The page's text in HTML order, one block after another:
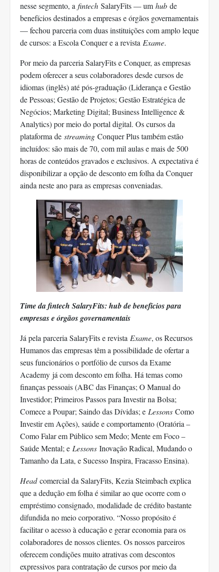
nesse segmento, a fintech SalaryFits — um hub de
benefícios destinados a empresas e órgãos governamentais
— fechou parceria com duas instituições com amplo leque
de cursos: a Escola Conquer e a revista Exame.
Por meio da parceria SalaryFits e Conquer, as empresas
podem oferecer a seus colaboradores desde cursos de
idiomas (inglês) até pós-graduação (Liderança e Gestão
de Pessoas; Gestão de Projetos; Gestão Estratégica de
Negócios; Marketing Digital; Business Intelligence &
Analytics) por meio do portal digital. Os cursos da
plataforma de streaming Conquer Plus também estão
incluídos: são mais de 70, com mil aulas e mais de 500
horas de conteúdos gravados e exclusivos. A expectativa é
disponibilizar a opção de desconto em folha da Conquer
ainda neste ano para as empresas conveniadas.
Time da fintech SalaryFits: hub de benefícios para
empresas e órgãos governamentais
Já pela parceria SalaryFits e revista Exame, os Recursos
Humanos das empresas têm a possibilidade de ofertar a
seus funcionários o portfólio de cursos da Exame
Academy já com desconto em folha. Há temas como
finanças pessoais (ABC das Finanças; O Manual do
Investidor; Primeiros Passos para Investir na Bolsa;
Comece a Poupar; Saindo das Dívidas; e Lessons Como
Investir em Ações), saúde e comportamento (Oratória –
Como Falar em Público sem Medo; Mente em Foco –
Saúde Mental; e Lessons Inovação Radical, Mudando o
Tamanho da Lata, e Sucesso Inspira, Fracasso Ensina).
Headcomercial da SalaryFits, Kezia Steimbach explica
que a dedução em folha é similar ao que ocorre com o
empréstimo consignado, modalidade de crédito bastante
difundida no meio corporativo. “Nosso propósito é
facilitar o acesso à educação e gerar economia para os
colaboradores de nossos clientes. Os nossos parceiros
oferecem condições muito atrativas com descontos
expressivos para contratação de cursos por meio da